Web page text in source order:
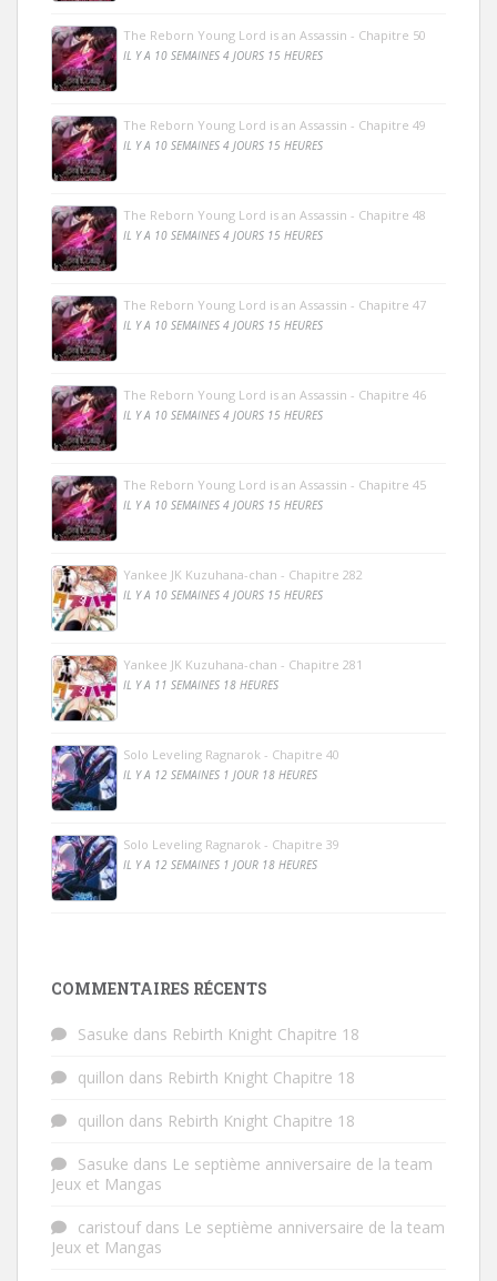
The Reborn Young Lord is an Assassin - Chapitre 50
IL Y A 10 SEMAINES 4 JOURS 15 HEURES
The Reborn Young Lord is an Assassin - Chapitre 49
IL Y A 10 SEMAINES 4 JOURS 15 HEURES
The Reborn Young Lord is an Assassin - Chapitre 48
IL Y A 10 SEMAINES 4 JOURS 15 HEURES
The Reborn Young Lord is an Assassin - Chapitre 47
IL Y A 10 SEMAINES 4 JOURS 15 HEURES
The Reborn Young Lord is an Assassin - Chapitre 46
IL Y A 10 SEMAINES 4 JOURS 15 HEURES
The Reborn Young Lord is an Assassin - Chapitre 45
IL Y A 10 SEMAINES 4 JOURS 15 HEURES
Yankee JK Kuzuhana-chan - Chapitre 282
IL Y A 10 SEMAINES 4 JOURS 15 HEURES
Yankee JK Kuzuhana-chan - Chapitre 281
IL Y A 11 SEMAINES 18 HEURES
Solo Leveling Ragnarok - Chapitre 40
IL Y A 12 SEMAINES 1 JOUR 18 HEURES
Solo Leveling Ragnarok - Chapitre 39
IL Y A 12 SEMAINES 1 JOUR 18 HEURES
COMMENTAIRES RÉCENTS
Sasuke dans Rebirth Knight Chapitre 18
quillon dans Rebirth Knight Chapitre 18
quillon dans Rebirth Knight Chapitre 18
Sasuke dans Le septième anniversaire de la team
Jeux et Mangas
caristoufdans Le septième anniversaire de la team
Jeux et Mangas